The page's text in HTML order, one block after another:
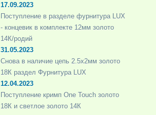
17.09.2023
Поступление в разделе фурнитура LUX
- концевик в комплекте 12мм золото
14К/родий
31.05.2023
Снова в наличие цепь 2.5х2мм золото
18К раздел Фурнитура LUX
12.04.2023
Поступление кримп One Touch золото
18К и светлое золото 14К